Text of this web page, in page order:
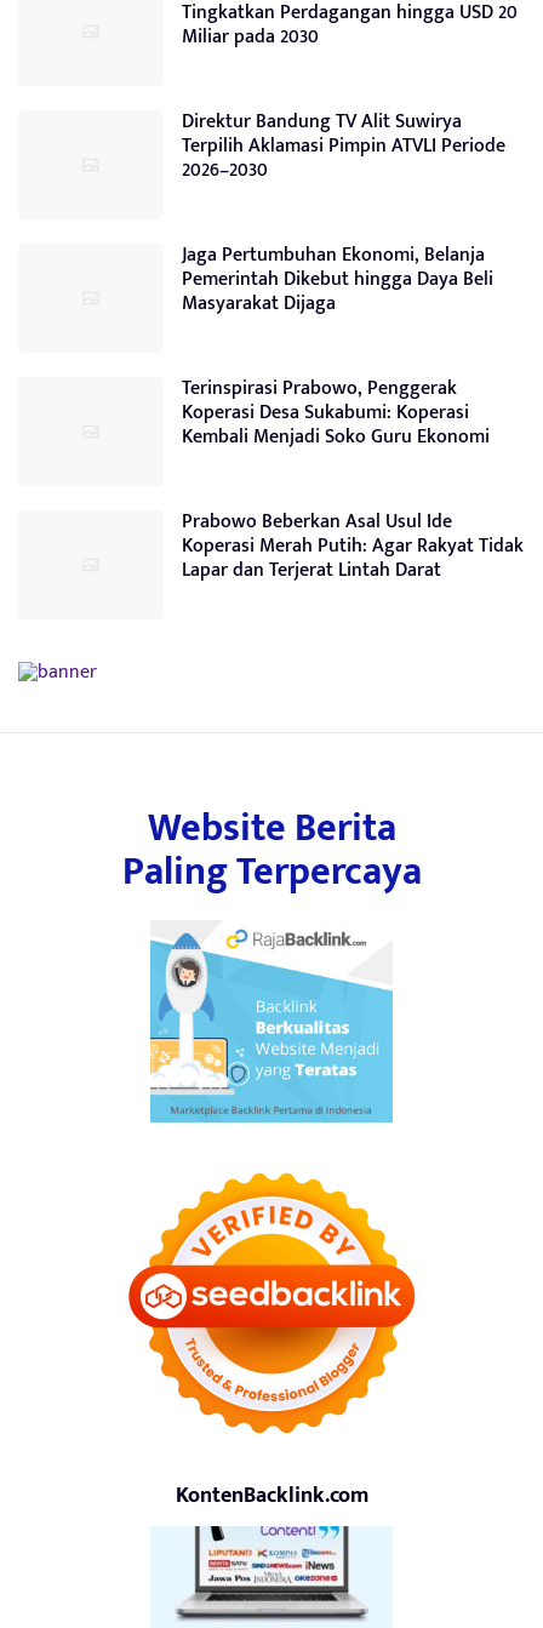
Tingkatkan Perdagangan hingga USD 20
Miliar pada 2030
Direktur Bandung TV Alit Suwirya
Terpilih Aklamasi Pimpin ATVLI Periode
2026–2030
Jaga Pertumbuhan Ekonomi, Belanja
Pemerintah Dikebut hingga Daya Beli
Masyarakat Dijaga
Terinspirasi Prabowo, Penggerak
Koperasi Desa Sukabumi: Koperasi
Kembali Menjadi Soko Guru Ekonomi
Prabowo Beberkan Asal Usul Ide
Koperasi Merah Putih: Agar Rakyat Tidak
Lapar dan Terjerat Lintah Darat
Website Berita
Paling Terpercaya
KontenBacklink.com